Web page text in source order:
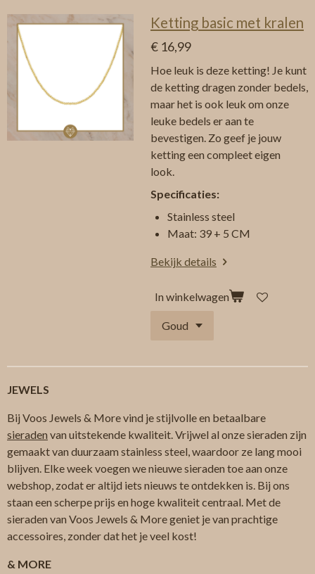
Ketting basic met kralen
€ 16,99
Hoe leuk is deze ketting! Je kunt
de ketting dragen zonder bedels,
maar het is ook leuk om onze
leuke bedels er aan te
bevestigen. Zo geef je jouw
ketting een compleet eigen
look.
Specificaties:
Stainless steel
Maat: 39 + 5 CM
Bekijk details
In winkelwagen
JEWELS
Bij Voos Jewels & More vind je stijlvolle en betaalbare
sieraden van uitstekende kwaliteit. Vrijwel al onze sieraden zijn
gemaakt van duurzaam stainless steel, waardoor ze lang mooi
blijven. Elke week voegen we nieuwe sieraden toe aan onze
webshop, zodat er altijd iets nieuws te ontdekken is. Bij ons
staan een scherpe prijs en hoge kwaliteit centraal. Met de
sieraden van Voos Jewels & More geniet je van prachtige
accessoires, zonder dat het je veel kost!
& MORE